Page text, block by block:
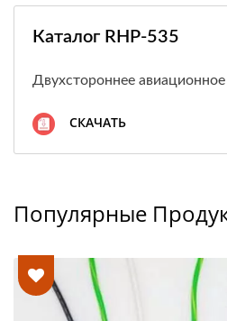
Каталог RHP-535
Двухстороннее
СКАЧАТЬ
Популярные